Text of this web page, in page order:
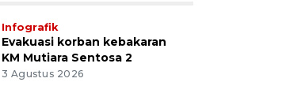
Infografik
Evakuasi korban kebakaran
KM Mutiara Sentosa 2
3 Agustus 2026